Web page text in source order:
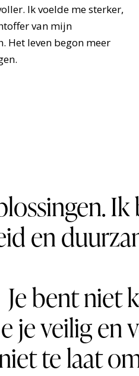
Ik voelde me sterker,
van mijn
Het leven begon meer
en
Je bent niet
je veilig
te laat